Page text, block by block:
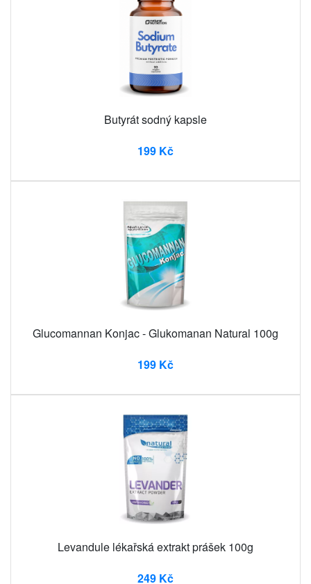
Butyrát sodný kapsle
199 Kč
Glucomannan Konjac - Glukomanan Natural 100g
199 Kč
Levandule lékařská extrakt prášek 100g
249 Kč